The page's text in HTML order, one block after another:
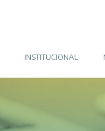
INSTITUCIONAL